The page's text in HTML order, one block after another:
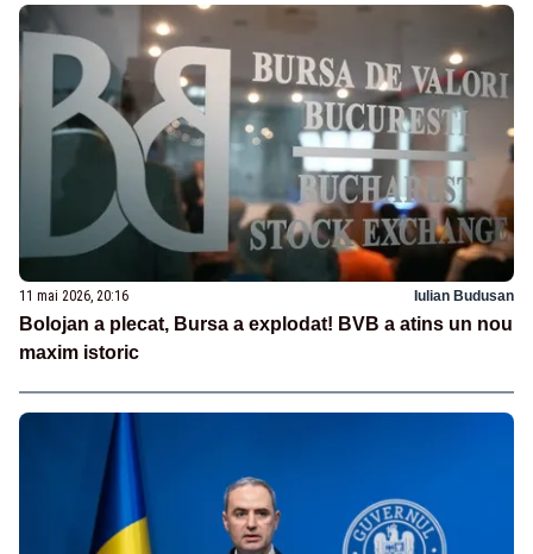
11 mai 2026, 20:16 Iulian Budusan
Bolojan a plecat, Bursa a explodat! BVB a atins un nou
maxim istoric